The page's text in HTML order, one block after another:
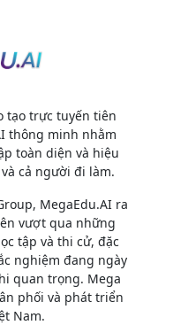
tạo trực tuyến tiên
thông minh nhằm
toàn diện và hiệu
cả người đi làm.
MegaEdu.AI ra
vượt qua những
tập và thi cử, đặc
nghiệm đang ngày
quan trọng. Mega
phối và phát triển
Nam.